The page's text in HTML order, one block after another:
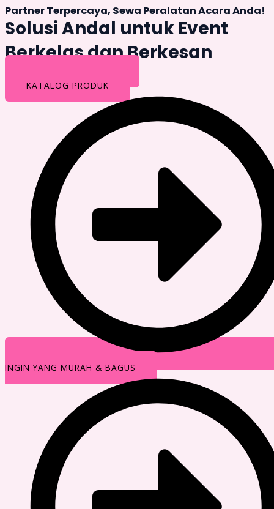
Partner Terpercaya, Sewa Peralatan Acara Anda!
Solusi Andal untuk Event
Berkelas dan Berkesan
KONSULTASI GRATIS
KATALOG PRODUK
INGIN YANG MURAH & BAGUS